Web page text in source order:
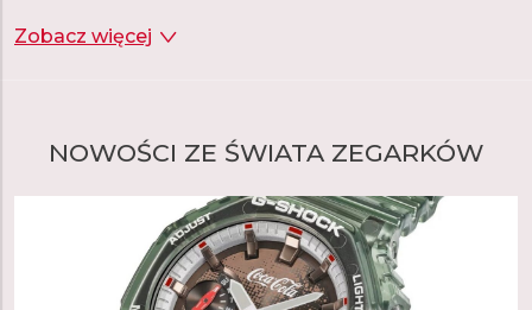
Dwadzieścia lat później, gdy firma rozszerzała swoje
z cyfrowym wyświetlaniem czasu, początkowo
jako okazję do wykorzystania swojej zaawansowanej
technologii układów scalonych opracowanej specjalnie
dla kalkulatorów. W rezultacie pierwszy Casiotron był
również pierwszym zegarkiem z automatycznym
Zobacz więcej
NOWOŚCI ZE ŚWIATA ZEGARKÓW